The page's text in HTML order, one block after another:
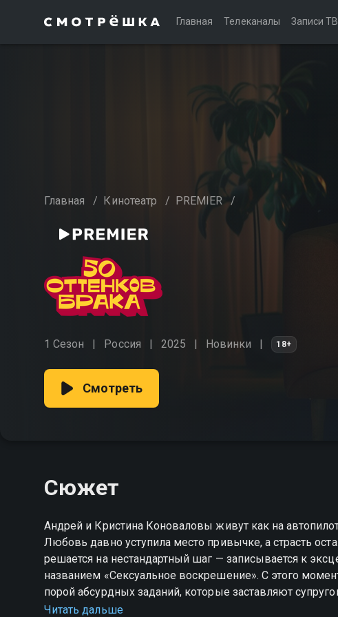
Главная Телеканалы Записи
Главная / Кинотеатр / PREMIER /
1 Сезон Россия 2025 Новинки 18+
Смотреть
Сюжет
Андрей и Кристина Коноваловы живут как на
Любовь давно уступила место привычке, а страсть
решается на нестандартный шаг — записывается к
названием «Сексуальное воскрешение». С этого
порой абсурдных заданий, которые заставляют
растерянность, дискомфорт — всё это становится
Читать дальше